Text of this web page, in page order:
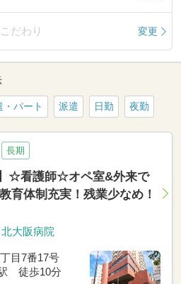
だわり 変更
・パート 派遣 日勤 夜勤
長期
】☆看護師☆オペ室&外来で
育体制充実！残業少なめ！
大阪病院
目7番17号
徒歩10分